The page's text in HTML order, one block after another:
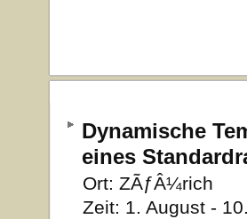
Dynamische
eines
Ort: ZÃƒÂ¼rich
Zeit: 1. August -